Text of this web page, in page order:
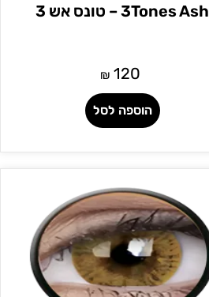
3Tones Ash – טונס אש 3
120
₪
הוספה לסל